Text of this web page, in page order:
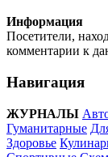
Информация
Посетители,
комментарии к
Навигация
ЖУРНАЛЫ
Гуманитарные
Здоровье